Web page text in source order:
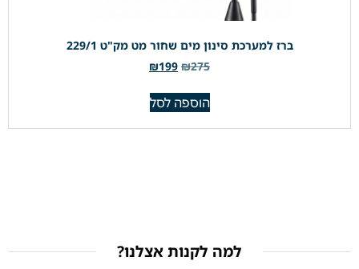
ברז למערכת סינון מים שחור מט מק"ט 229/1
₪275
₪199
הוספה לסל
למה לקנות אצלנו?